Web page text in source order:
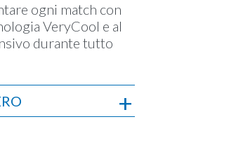
ogni match con
VeryCool e al
durante tutto